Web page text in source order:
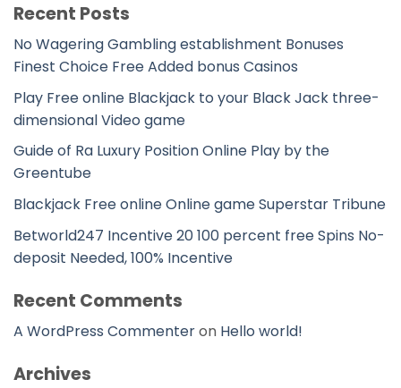
Recent Posts
No Wagering Gambling establishment Bonuses
Finest Choice Free Added bonus Casinos
Play Free online Blackjack to your Black Jack three-
dimensional Video game
Guide of Ra Luxury Position Online Play by the
Greentube
Blackjack Free online Online game Superstar Tribune
Betworld247 Incentive 20 100 percent free Spins No-
deposit Needed, 100% Incentive
Recent Comments
A WordPress Commenteron Hello world!
Archives